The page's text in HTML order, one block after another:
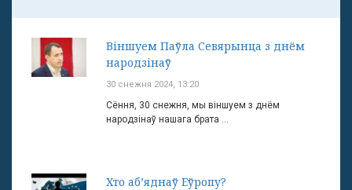
Віншуем Паўла Севярынца з днём
народзінаў
30 снежня 2024, 13:20
Сёння, 30 снежня, мы віншуем з днём
народзінаў нашага брата ...
Хто аб’яднаў Еўропу?